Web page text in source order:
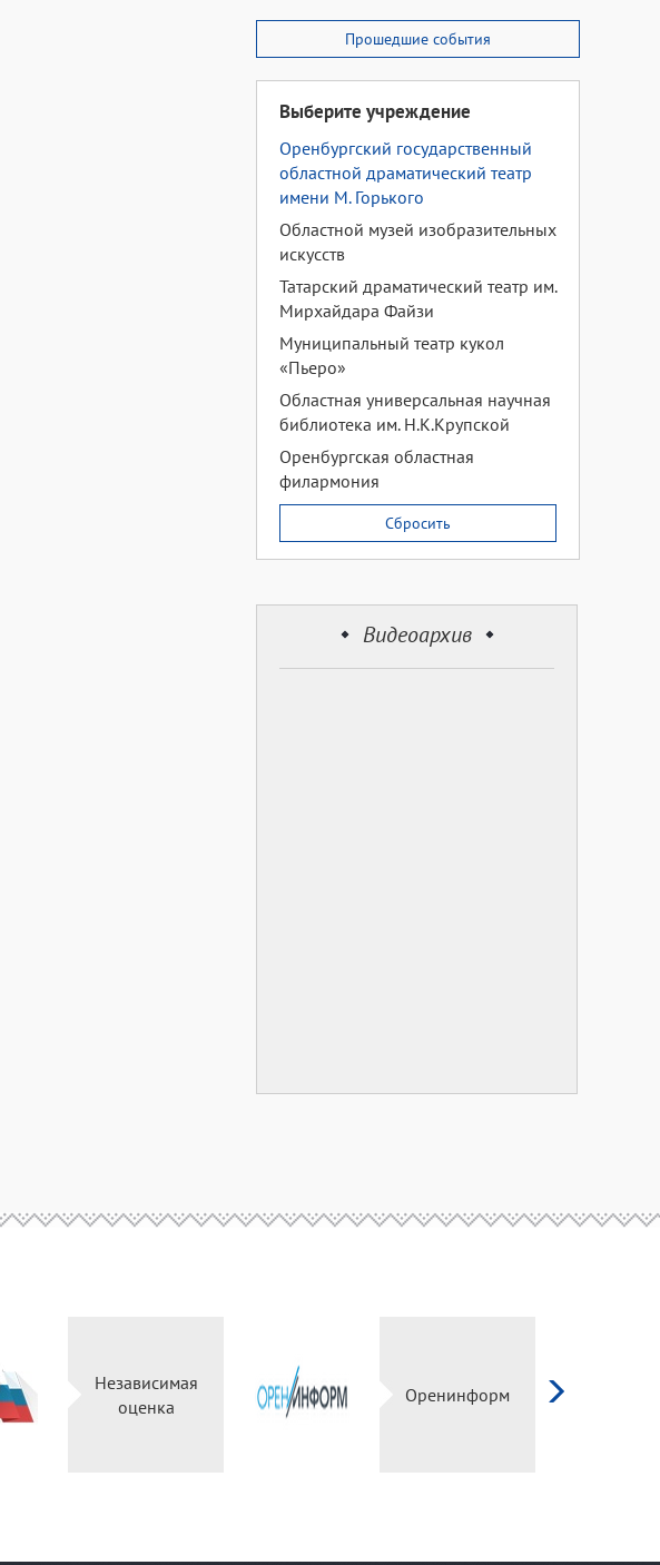
Прошедшие события
Выберите учреждение
Оренбургский государственный
областной драматический театр
имени М. Горького
Областной музей изобразительных
искусств
Татарский драматический театр им.
Мирхайдара Файзи
Муниципальный театр кукол
«Пьеро»
Областная универсальная научная
библиотека им. Н.К.Крупской
Оренбургская областная
филармония
Сбросить
Видеоархив
Независимая
оценка
Оренинформ